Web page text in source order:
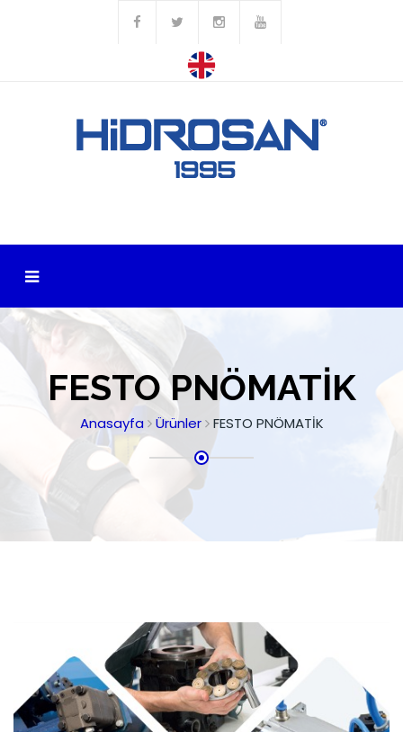
FESTO PNÖMATİK
Anasayfa Ürünler FESTO PNÖMATİK